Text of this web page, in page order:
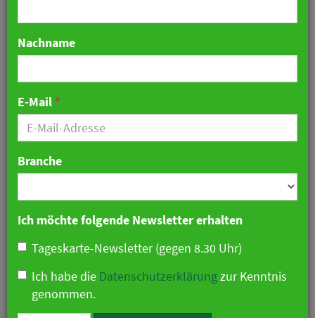
Lawine trifft Hotel
Hubertus Alpin Lodge in
Balderschwang
Nachname
E-Mail *
Branche
Ich möchte folgende Newsletter erhalten
Tageskarte-Newsletter (gegen 8.30 Uhr)
Ich habe die Datenschutzerklärungzur Kenntnis
genommen.